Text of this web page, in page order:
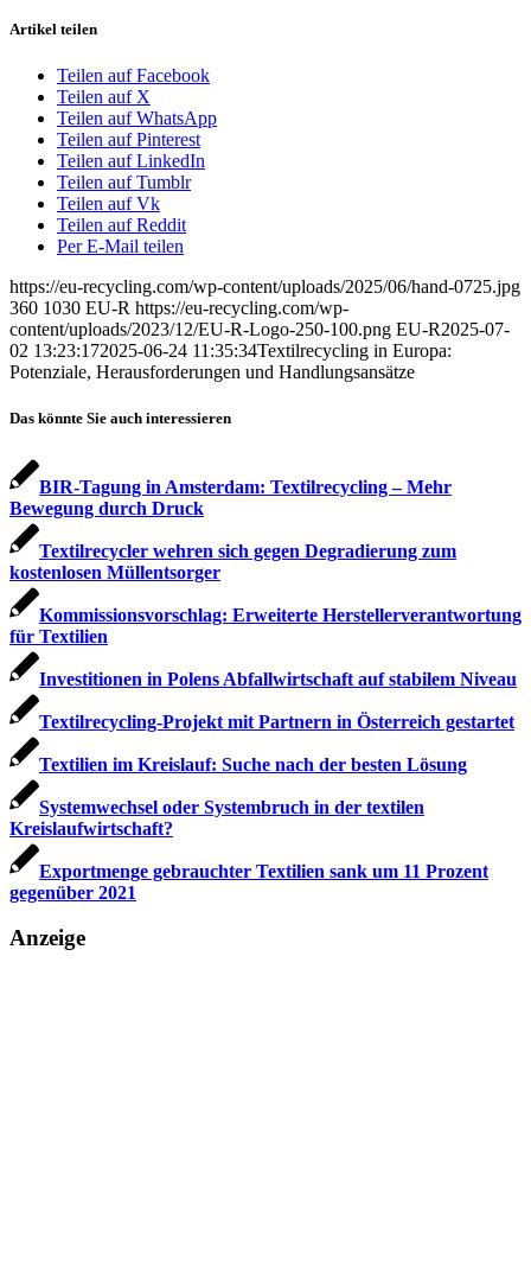
Artikel teilen
Teilen auf Facebook
Teilen auf X
Teilen auf WhatsApp
Teilen auf Pinterest
Teilen auf LinkedIn
Teilen auf Tumblr
Teilen auf Vk
Teilen auf Reddit
Per E-Mail teilen
https://eu-recycling.com/wp-content/uploads/2025/06/hand-0725.jpg
360 1030 EU-R https://eu-recycling.com/wp-
content/uploads/2023/12/EU-R-Logo-250-100.png EU-R2025-07-
02 13:23:172025-06-24 11:35:34Textilrecycling in Europa:
Potenziale, Herausforderungen und Handlungsansätze
Das könnte Sie auch interessieren
BIR-Tagung in Amsterdam: Textilrecycling – Mehr
Bewegung durch Druck
Textilrecycler wehren sich gegen Degradierung zum
kostenlosen Müllentsorger
Kommissionsvorschlag: Erweiterte Herstellerverantwortung
für Textilien
Investitionen in Polens Abfallwirtschaft auf stabilem Niveau
Textilrecycling-Projekt mit Partnern in Österreich gestartet
Textilien im Kreislauf: Suche nach der besten Lösung
Systemwechsel oder Systembruch in der textilen
Kreislaufwirtschaft?
Exportmenge gebrauchter Textilien sank um 11 Prozent
gegenüber 2021
Anzeige